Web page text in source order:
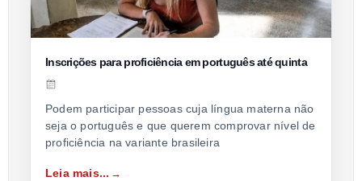
Inscrições para proficiência em português até quinta
Podem participar pessoas cuja língua materna não
seja o português e que querem comprovar nível de
proficiência na variante brasileira
Leia mais...